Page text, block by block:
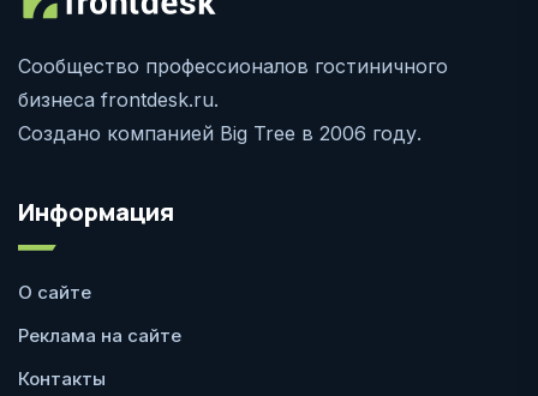
Сообщество профессионалов гостиничного
бизнеса frontdesk.ru.
Создано компанией Big Tree в 2006 году.
Информация
О сайте
Реклама на сайте
Контакты